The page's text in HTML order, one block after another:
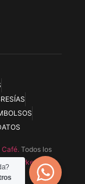
Café. Todos los
Marketing